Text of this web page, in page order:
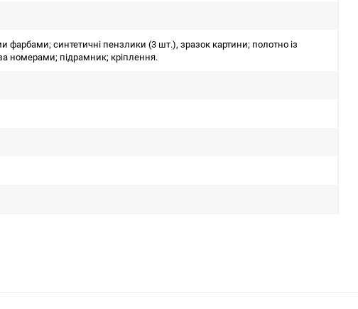
фарбами; синтетичні пензлики (3 шт.), зразок картини; полотно із
номерами; підрамник; кріплення.